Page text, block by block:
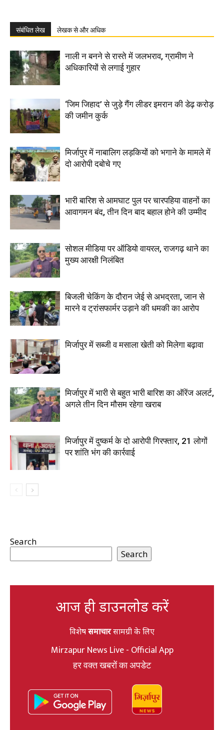
संबंधित लेख लेखक से और अधिक
नाली न बनने से रास्ते में जलभराव, ग्रामीण ने
अधिकारियों से लगाई गुहार
‘जिम जिहाद’ से जुड़े गैंग लीडर इमरान की डेढ़ करोड़
की जमीन कुर्क
मिर्जापुर में नाबालिग लड़कियों को भगाने के मामले में
दो आरोपी दबोचे गए
भारी बारिश से आमघाट पुल पर चारपहिया वाहनों का
आवागमन बंद, तीन दिन बाद बहाल होने की उम्मीद
सोशल मीडिया पर ऑडियो वायरल, राजगढ़ थाने का
मुख्य आरक्षी निलंबित
बिजली चेकिंग के दौरान जेई से अभद्रता, जान से
मारने व ट्रांसफार्मर उड़ाने की धमकी का आरोप
मिर्जापुर में सब्जी व मसाला खेती को मिलेगा बढ़ावा
मिर्जापुर में भारी से बहुत भारी बारिश का ऑरेंज अलर्ट,
अगले तीन दिन मौसम रहेगा खराब
मिर्जापुर में दुष्कर्म के दो आरोपी गिरफ्तार, 21 लोगों
पर शांति भंग की कार्रवाई
Search
Search
आज ही डाउनलोड करें
विशेषसमाचारसामग्री के लिए
Mirzapur News Live - Official App
हर वक्त खबरों का अपडेट